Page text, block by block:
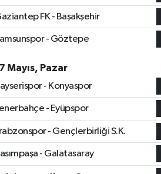
FK - Başakşehir
- Göztepe
Mayıs, Pazar
- Konyaspor
- Eyüpspor
- Gençlerbirliği S.K.
- Galatasaray